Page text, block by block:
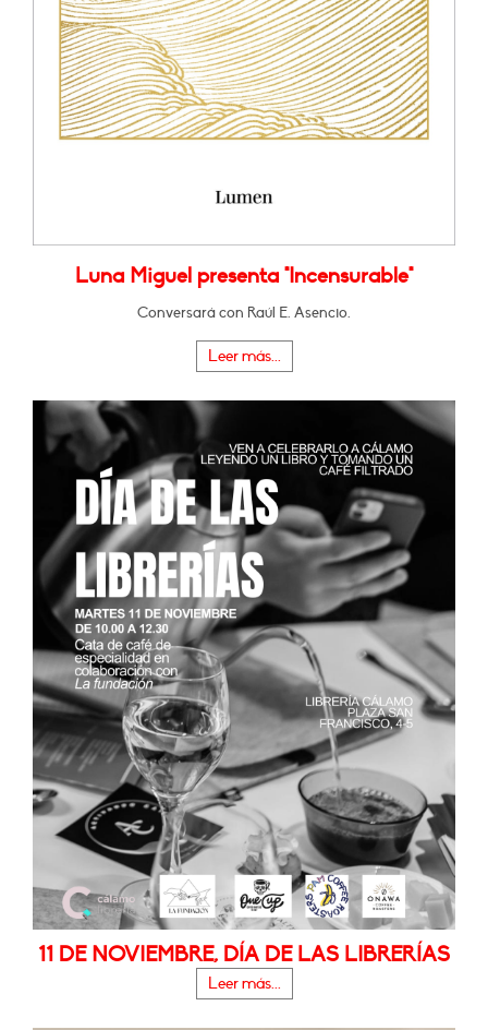
Luna Miguel presenta "Incensurable"
Conversará con Raúl E. Asencio.
Leer más...
11 DE NOVIEMBRE, DÍA DE LAS LIBRERÍAS
Leer más...